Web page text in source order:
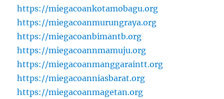
https://miegacoankotamobagu.org
https://miegacoanmurungraya.org
https://miegacoanbimantb.org
https://miegacoannmamuju.org
https://miegacoanmanggaraintt.org
https://miegacoanniasbarat.org
https://miegacoanmagetan.org